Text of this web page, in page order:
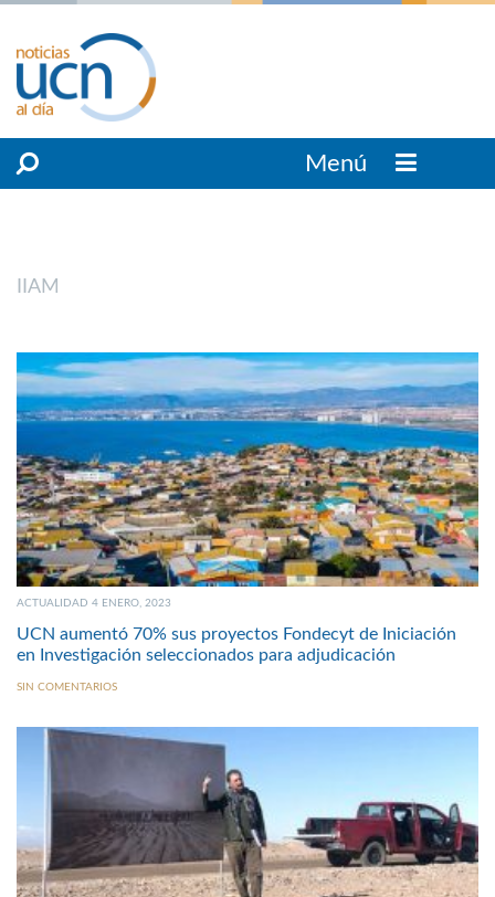
Menú
IIAM
ACTUALIDAD 4 ENERO, 2023
UCN aumentó 70% sus proyectos Fondecyt de Iniciación
en Investigación seleccionados para adjudicación
SIN COMENTARIOS